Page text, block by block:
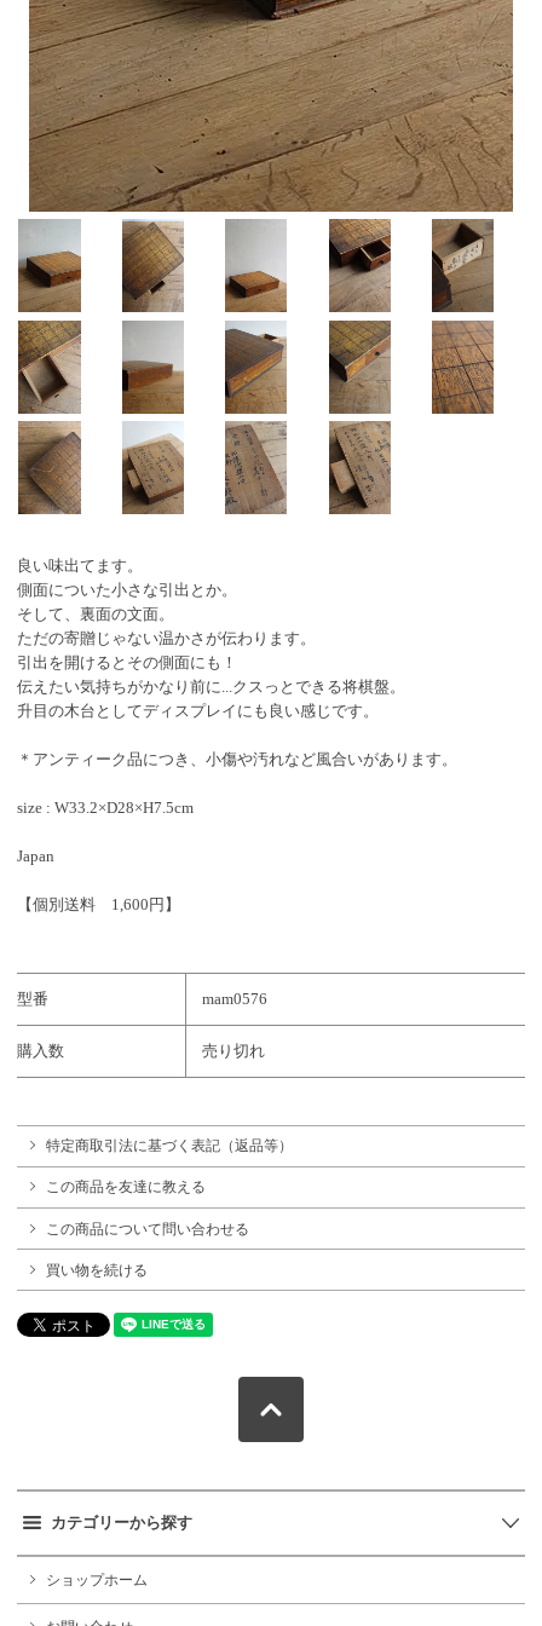
良い味出てます。
側面についた小さな引出とか。
そして、裏面の文面。
ただの寄贈じゃない温かさが伝わります。
引出を開けるとその側面にも！
伝えたい気持ちがかなり前に...クスっとできる将棋盤。
升目の木台としてディスプレイにも良い感じです。
＊アンティーク品につき、小傷や汚れなど風合いがあります。
size : W33.2×D28×H7.5cm
Japan
【個別送料 1,600円】
型番 mam0576
購入数 売り切れ
特定商取引法に基づく表記（返品等）
この商品を友達に教える
この商品について問い合わせる
買い物を続ける
カテゴリーから探す
ショップホーム